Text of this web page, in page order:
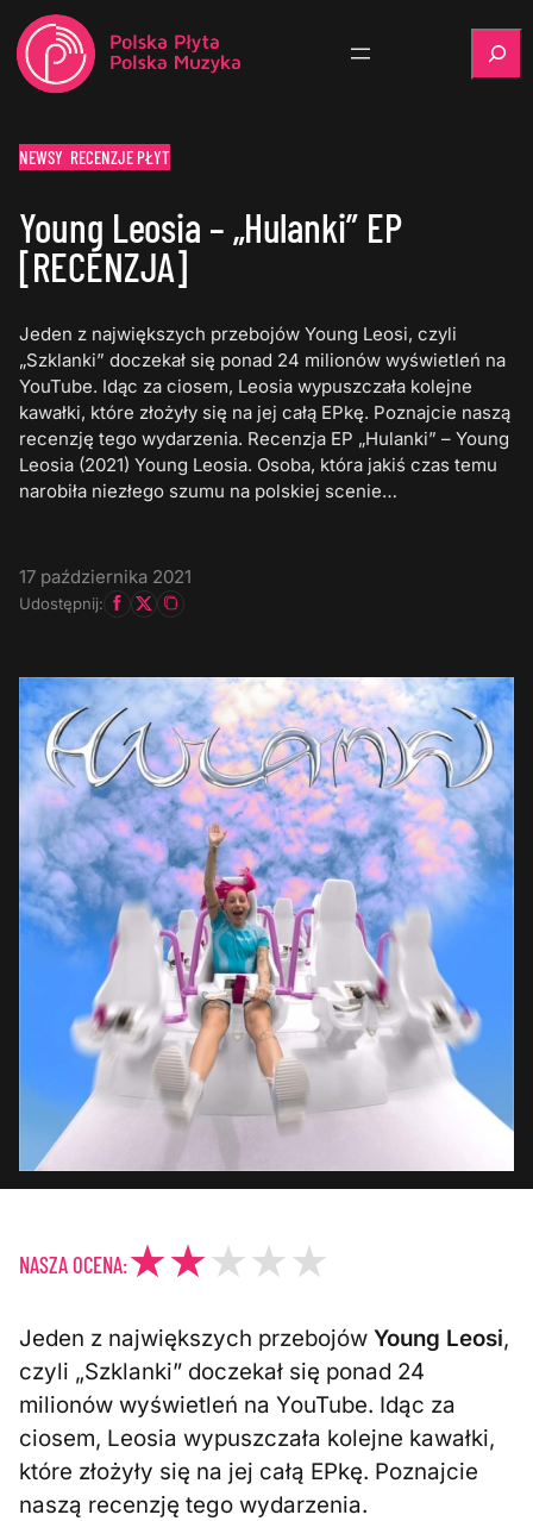
NEWSY RECENZJE PŁYT
Young Leosia – „Hulanki” EP
[RECENZJA]
Jeden z największych przebojów Young Leosi, czyli
„Szklanki” doczekał się ponad 24 milionów wyświetleń na
YouTube. Idąc za ciosem, Leosia wypuszczała kolejne
kawałki, które złożyły się na jej całą EPkę. Poznajcie naszą
recenzję tego wydarzenia. Recenzja EP „Hulanki” – Young
Leosia (2021) Young Leosia. Osoba, która jakiś czas temu
narobiła niezłego szumu na polskiej scenie…
17 października 2021
Udostępnij:
NASZA OCENA:
Jeden z największych przebojówYoung Leosi,
czyli „Szklanki” doczekał się ponad 24
milionów wyświetleń na YouTube. Idąc za
ciosem, Leosia wypuszczała kolejne kawałki,
które złożyły się na jej całą EPkę. Poznajcie
naszą recenzję tego wydarzenia.